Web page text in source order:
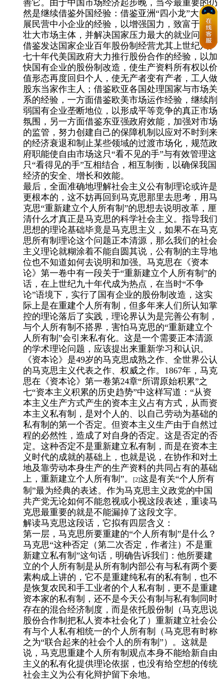
善它。由于中国市场经济起步晚，当今最重要的仍
然是继续借鉴外国经验：借鉴亚洲“四小龙”大力发
展民营中小企业的经验，以增强国力，致富于民，
壮大市场主体，并解决国家压力最大的就业问题；
借鉴发达国家企业百年股份制经营尤其上世纪六、
七十年代美国政府大力推行股份合作的经验，以加
快国有企业的股份制改造，使生产资料所有权以价
值形态再度回归个人，使无产者变有产者，工人做
股东当家作主人；借鉴欧亚各国处理国家与市场关
系的经验，一方面借鉴欧美市场运作经验，继续削
弱国有企业垄断地位，以形成平等竞争的真正市场
氛围，另一方面借鉴东亚强政府效能，加强对市场
的监管，努力创建自己的保障机制以应对不时到来
的经济衰退和制止某些领域的过渡市场化，规范政
府职能使自由市场这只“看不见的手”与有效管理这
只“看得见的手”互相结合，相互制衡，以确保我国
经济的安全、增长和效能。
最后，全面准确地理解社会主义公有制理论或许是
更根本的，这不妨再回到马克思那里去思考，用马
克思“重新建立个人所有制”的思想去说明改革，厘
清什么才真正是马克思的科学社会主义。指导我们
思想的理论基础毕竟是马克思主义，如果不在马克
思所有制理论这个问题正本清源，那么我们的社会
主义理论就糊涂着不能自圆其说，公有制的主导地
位也不知道如何去说明和加强。马克思在《资本
论》第一卷中有一段关于“重新建立个人所有制”的
话，在上世纪九十年代成为热点，在当时“不争
论”语境下，实行了国有企业的股份制改造，这实
际上是在重建个人所有制，但多年来人们所认知掌
控的理论落后了实践，理论界认为是完善公有制，
与个人所有制不搭界，害怕马克思的“重新建立个
人所有制”会引来私有化。这是一个需要正本清源
的学术理论问题，应该提出来重新学习和认识。
《资本论》是49岁的马克思成熟之作、全世界公认
的马克思主义代表之作、权威之作。 1867年，马克
思在《资本论》第一卷第24章“所谓原始积累”之
七“资本主义积累的历史趋势”中这样写道：“从资
本主义生产方式产生的资本主义占有方式，从而资
本主义私有制，是对个人的、以自己劳动为基础的
私有制的第一个否定。但资本主义生产由于自然过
程的必然性，造成了对自身的否定。这是否定的否
定。这种否定不是重新建立私有制，而是在资本主
义时代的成就的基础上，也就是说，在协作和对土
地及靠劳动本身生产的生产资料的共同占有的基础
上，重新建立个人所有制”。
[2]这是有关“个人所有
制”最为经典的表述。作为马克思主义政党的中国
共产党无论如何不能忽视或小视这段表述，重读马
克思最重要的就是不能漏掉了这段文字。
解读马克思这段话，它拟有四层含义：
第一层，马克思所要重建的“个人所有制”是什么？
马克思“这种否定（第二次否定，作者注）不是重
新建立私有制”这句话，明确告诉我们：他所要建
立的个人所有制是从所有制内部公有与私有两个要
素构成上讲的，它不是重建纯私有的私有制，也不
是恢复农民和手工业者的个人私有制，更不是重建
资本家的私有制，还不是今天公有制与私有制同时
存在的混合经济制度，而是依托股份制（马克思说
股份合作制把私人资本社会化了）重新建立社会公
有与个人私有相统一的个人所有制（马克思有时称
之为“联合起来的社会个人的所有制”）。这就是
说，马克思重建个人所有制观点本身不能给新自由
主义的私有化提供理论依据，也没有给空想的传统
社会主义为公有化辩护留下余地。